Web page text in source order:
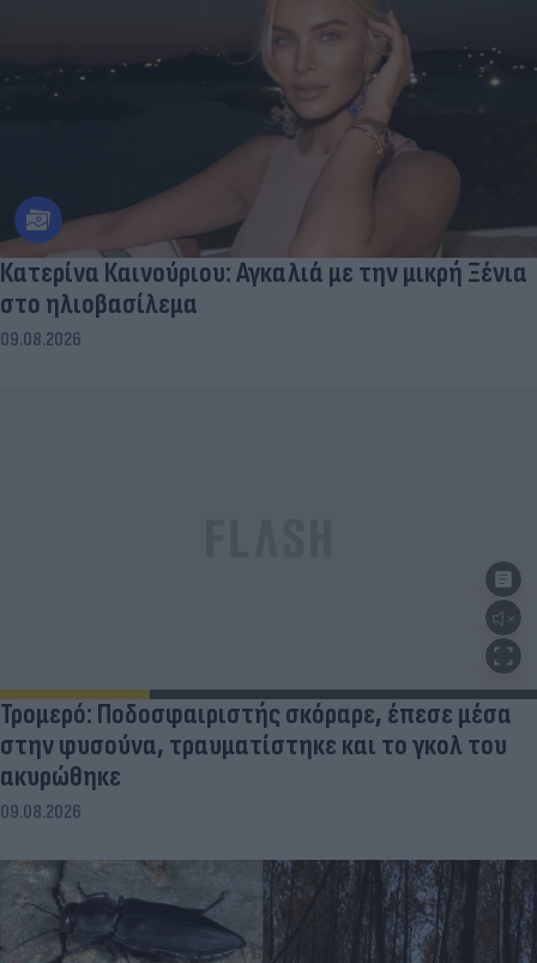
Κατερίνα Καινούριου: Αγκαλιά με την μικρή Ξένια
στο ηλιοβασίλεμα
09.08.2026
Τρομερό: Ποδοσφαιριστής σκόραρε, έπεσε μέσα
στην φυσούνα, τραυματίστηκε και το γκολ του
ακυρώθηκε
09.08.2026